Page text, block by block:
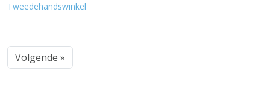
Tweedehandswinkel
Volgende »